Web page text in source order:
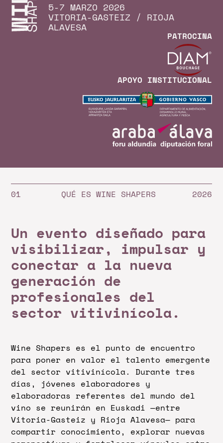
5-7 MARZO 2026
VITORIA-GASTEIZ / RIOJA
ALAVESA
PATROCINA
APOYO INSTITUCIONAL
QUÉ ES WINE SHAPERS
Un evento diseñado para
visibilizar, impulsar y
conectar a la nueva
generación de
profesionales del
sector vitivinícola.
Wine Shapers es el punto de encuentro
para poner en valor el talento emergente
del sector vitivinícola. Durante tres
días, jóvenes elaboradores y
elaboradoras referentes del mundo del
vino se reunirán en Euskadi —entre
Vitoria-Gasteiz y Rioja Alavesa— para
compartir conocimiento, explorar nuevas